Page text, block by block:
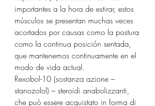
importantes a la hora de estirar, estos
músculos se presentan muchas veces
acortados por causas como la postura
como la continua posición sentada,
que mantenemos continuamente en el
modo de vida actual.
Rexobol-10 (sostanza azione –
stanozolol) – steroidi anabolizzanti,
che può essere acquistato in forma di